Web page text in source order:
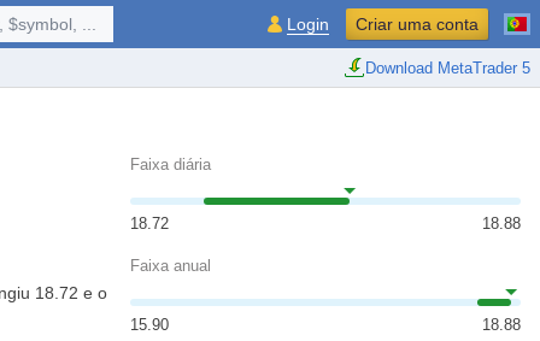
Download MetaTrader 5
... Login Criar uma conta
18.72 e o
Faixa diária
18.72 18.88
Faixa anual
15.90 18.88